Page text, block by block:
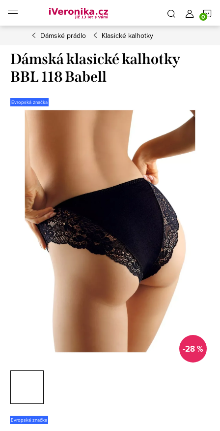
obsah
Dámské prádlo Klasické kalhotky
Dámská klasické kalhotky
BBL 118 Babell
Evropská značka
-28 %
Evropská značka